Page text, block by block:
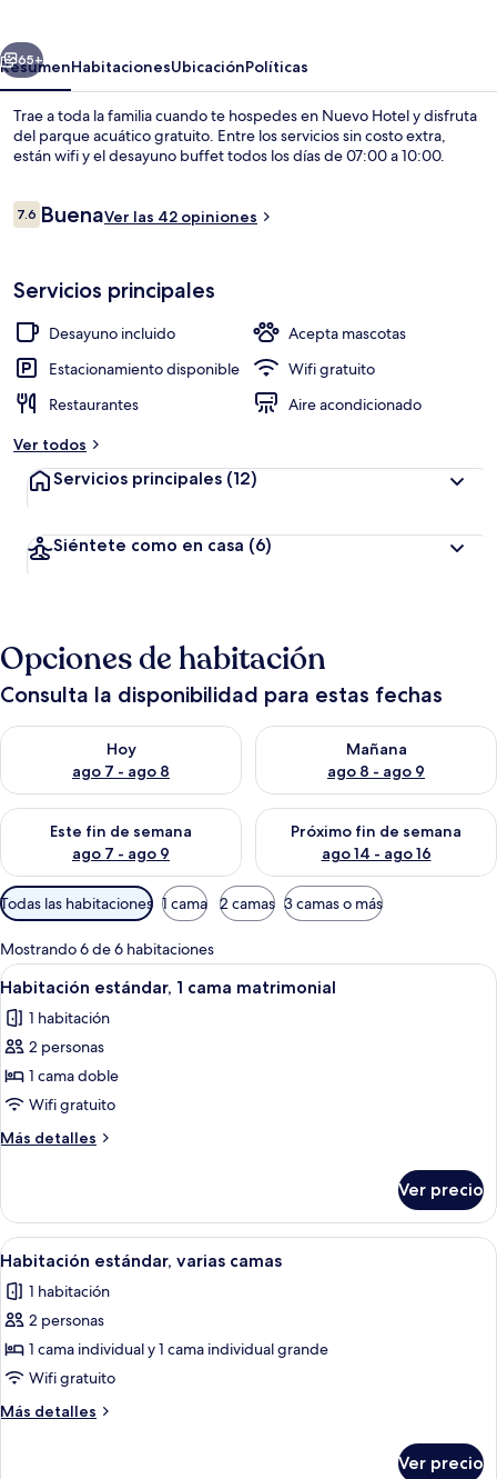
Siguiente
65+
ResumenHabitacionesUbicaciónPolíticas
Trae a toda la familia cuando te hospedes en Nuevo Hotel y disfruta
del parque acuático gratuito. Entre los servicios sin costo extra,
están wifi y el desayuno buffet todos los días de 07:00 a 10:00.
Opiniones
7.67.6 de 10,
BuenaVer las 42 opiniones
Servicios principales
Desayuno incluido
Acepta mascotas
Estacionamiento disponible
Wifi gratuito
Restaurantes
Aire acondicionado
Ver todos
Servicios principales (12)
Siéntete como en casa (6)
Opciones de habitación
Consulta la disponibilidad para estas fechas
Hoy
ago 7 - ago 8
Consulta la disponibilidad para hoy ago 7 - ago 8
Mañana
ago 8 - ago 9
Consulta la disponibilidad
Este fin de semana
ago 7 - ago 9
Consulta la disponibilidad para este fin de semana ago 7 -
Próximo fin de semana
ago 14 - ago 16
Consulta la disponibilidad
Filtros
disponibles
para
las
habitaciones
Todas las habitaciones 1 cama 2 camas 3 camas o más
Mostrando 6 de 6 habitaciones
Abrir
todas
las
fotos
de
Habitación
estándar,
1
matrimonial
Una cama bien hecha con ropa de
1
Habitación estándar, 1 cama matrimonial
1 habitación
2 personas
1 cama doble
Wifi gratuito
Más detalles
Más
estándar,
cama
Ver precio
Abrir
todas
las
fotos
de
Habitación
estándar,
varias
Una habitación con dos camas
1
Habitación estándar, varias camas
1 habitación
2 personas
1 cama individual y 1 cama individual grande
Wifi gratuito
Más detalles
Más
Ver precio